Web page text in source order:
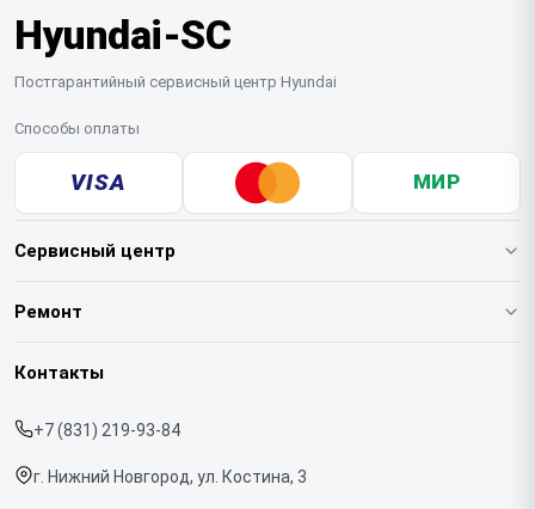
Hyundai-SC
Постгарантийный сервисный центр Hyundai
Способы оплаты
VISA МИР
Сервисный центр
О нашем сервисе
Срочный ремонт
Доставка и способы оплаты
Ремонт
Варочных панелей
Контакты
+7 (831) 219-93-84
г. Нижний Новгород, ул. Костина, 3